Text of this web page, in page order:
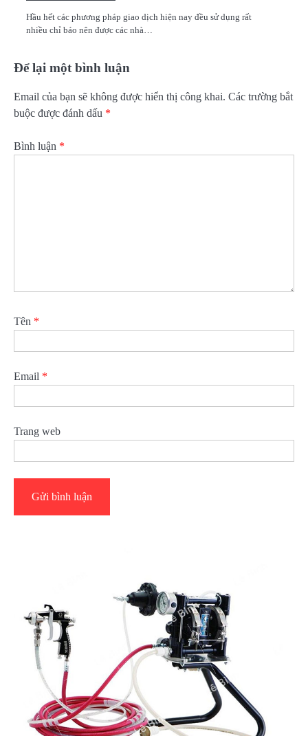
Hầu hết các phương pháp giao dịch hiện nay đều sử dụng rất
nhiều chỉ báo nên được các nhà…
Để lại một bình luận
Email của bạn sẽ không được hiển thị công khai. Các trường bắt
buộc được đánh dấu *
Bình luận *
Tên *
Email *
Trang web